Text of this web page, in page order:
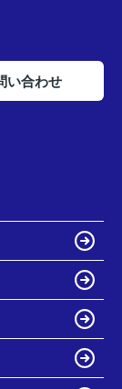
い合わせ